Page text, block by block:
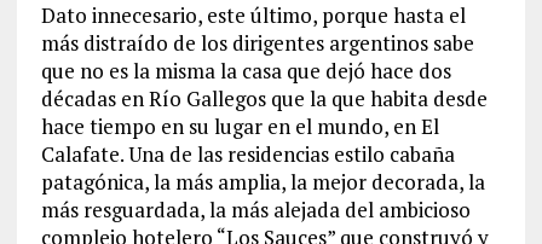
Dato innecesario, este último, porque hasta el
más distraído de los dirigentes argentinos sabe
que no es la misma la casa que dejó hace dos
décadas en Río Gallegos que la que habita desde
hace tiempo en su lugar en el mundo, en El
Calafate. Una de las residencias estilo cabaña
patagónica, la más amplia, la mejor decorada, la
más resguardada, la más alejada del ambicioso
complejo hotelero “Los Sauces” que construyó y